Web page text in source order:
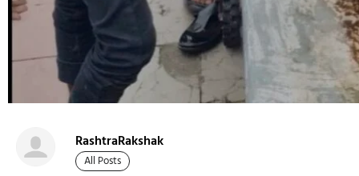
RashtraRakshak
All Posts